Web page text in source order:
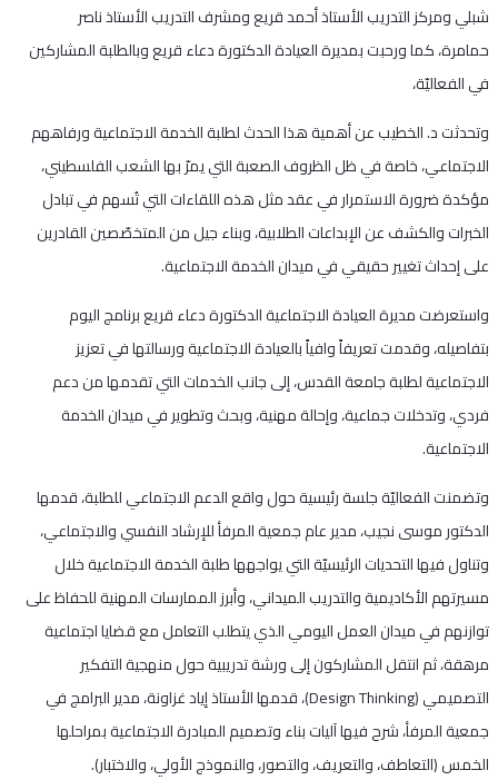
شبلي ومركز التدريب الأستاذ أحمد قريع ومشرف التدريب الأستاذ ناصر
حمامرة، كما ورحبت بمديرة العيادة الدكتورة دعاء قريع وبالطلبة المشاركين
في الفعاليّة،
وتحدثت د. الخطيب عن أهمية هذا الحدث لطلبة الخدمة الاجتماعية ورفاههم
الاجتماعي، خاصة في ظل الظروف الصعبة التي يمرّ بها الشعب الفلسطيني،
مؤكدة ضرورة الاستمرار في عقد مثل هذه اللقاءات التي تُسهم في تبادل
الخبرات والكشف عن الإبداعات الطلابية، وبناء جيل من المتخصّصين القادرين
على إحداث تغيير حقيقي في ميدان الخدمة الاجتماعية.
واستعرضت مديرة العيادة الاجتماعية الدكتورة دعاء قريع برنامج اليوم
بتفاصيله، وقدمت تعريفاً وافياً بالعيادة الاجتماعية ورسالتها في تعزيز
الاجتماعية لطلبة جامعة القدس، إلى جانب الخدمات التي تقدمها من دعم
فردي، وتدخلات جماعية، وإحالة مهنية، وبحث وتطوير في ميدان الخدمة
الاجتماعية.
وتضمنت الفعاليّة جلسة رئيسية حول واقع الدعم الاجتماعي للطلبة، قدمها
الدكتور موسى نجيب، مدير عام جمعية المرفأ للإرشاد النفسي والاجتماعي،
وتناول فيها التحديات الرئيسيّة التي يواجهها طلبة الخدمة الاجتماعية خلال
مسيرتهم الأكاديمية والتدريب الميداني، وأبرز الممارسات المهنية للحفاظ على
توازنهم في ميدان العمل اليومي الذي يتطلب التعامل مع قضايا اجتماعية
مرهقة، ثم انتقل المشاركون إلى ورشة تدريبية حول منهجية التفكير
التصميمي (Design Thinking)، قدمها الأستاذ إياد غزاونة، مدير البرامج في
جمعية المرفأ، شرح فيها آليات بناء وتصميم المبادرة الاجتماعية بمراحلها
الخمس (التعاطف، والتعريف، والتصور، والنموذج الأولي، والاختبار).